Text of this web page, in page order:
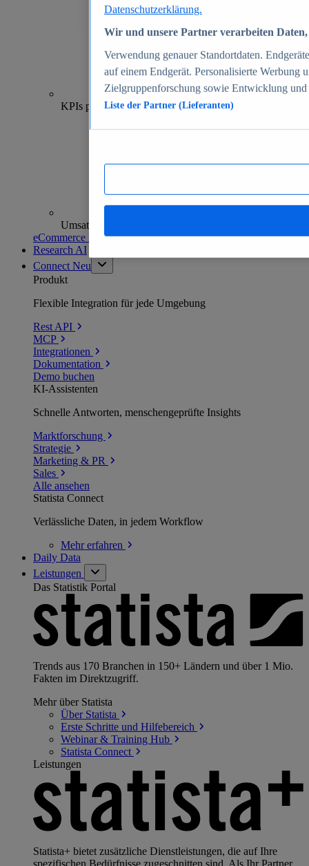
70+
KPIs pro Shop
Umsatzanalysen und -prognosen
eCommerce Insights entdecken
Research AI
Connect Neu
Produkt
Flexible Integration für jede Umgebung
Rest API
MCP
Integrationen
Dokumentation
Demo buchen
KI-Assistenten
Schnelle Antworten, menschengeprüfte Insights
Marktforschung
Strategie
Marketing & PR
Sales
Alle ansehen
Statista Connect
Verlässliche Daten, in jedem Workflow
Mehrerfahren
Daily Data
Leistungen
Das Statistik Portal
Trends aus 170 Branchen in 150+ Ländern und über 1 Mio.
Fakten im Direktzugriff.
Mehr über Statista
Über Statista
Erste Schritte und Hilfebereich
Webinar & Training Hub
Statista Connect
Leistungen
Statista+ bietet zusätzliche Dienstleistungen, die auf Ihre
spezifischen Bedürfnisse zugeschnitten sind. Als Ihr Partner
Datenschutzerklärung.
Wir und unsere Partner verarbeiten
Verwendung genauer Standortdaten.
auf einem Endgerät. Personalisierte Werbung
Zielgruppenforschung sowie Entwicklung
Liste der Partner (Lieferanten)